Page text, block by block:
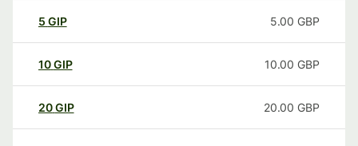
5 GIP 5.00 GBP
10GIP 10.00 GBP
20GIP 20.00 GBP